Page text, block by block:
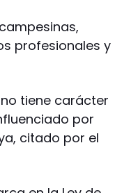
profesionales y
tiene carácter
por
citado por el